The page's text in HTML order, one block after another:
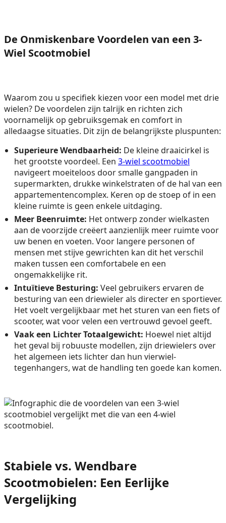
De Onmiskenbare Voordelen van een 3-
Wiel Scootmobiel
Waarom zou u specifiek kiezen voor een model met drie
wielen? De voordelen zijn talrijk en richten zich
voornamelijk op gebruiksgemak en comfort in
alledaagse situaties. Dit zijn de belangrijkste pluspunten:
Superieure Wendbaarheid: De kleine draaicirkel is
het grootste voordeel. Een 3-wiel scootmobiel
navigeert moeiteloos door smalle gangpaden in
supermarkten, drukke winkelstraten of de hal van een
appartementencomplex. Keren op de stoep of in een
kleine ruimte is geen enkele uitdaging.
Meer Beenruimte: Het ontwerp zonder wielkasten
aan de voorzijde creëert aanzienlijk meer ruimte voor
uw benen en voeten. Voor langere personen of
mensen met stijve gewrichten kan dit het verschil
maken tussen een comfortabele en een
ongemakkelijke rit.
Intuïtieve Besturing: Veel gebruikers ervaren de
besturing van een driewieler als directer en sportiever.
Het voelt vergelijkbaar met het sturen van een fiets of
scooter, wat voor velen een vertrouwd gevoel geeft.
Vaak een Lichter Totaalgewicht: Hoewel niet altijd
het geval bij robuuste modellen, zijn driewielers over
het algemeen iets lichter dan hun vierwiel-
tegenhangers, wat de handling ten goede kan komen.
Stabiele vs. Wendbare
Scootmobielen: Een Eerlijke
Vergelijking